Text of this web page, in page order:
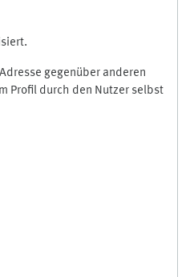
gegenüber anderen
Profil durch den Nutzer selbst